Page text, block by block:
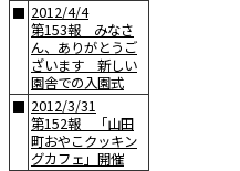
■ 2012/4/4
第153報 みなさ
ん、ありがとうご
ざいます 新しい
園舎での入園式
■ 2012/3/31
第152報 「山田
町おやこクッキン
グカフェ」開催